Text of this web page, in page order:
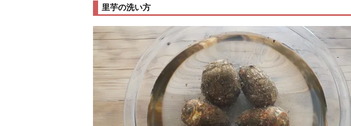
里芋の洗い方